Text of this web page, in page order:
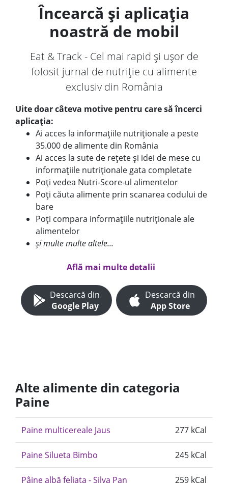
Încearcă și aplicația
noastră de mobil
Eat & Track - Cel mai rapid și ușor de
folosit jurnal de nutriție cu alimente
exclusiv din România
Uite doar câteva motive pentru care să încerci
aplicația:
Ai acces la informațiile nutriționale a peste
35.000 de alimente din România
Ai acces la sute de rețete și idei de mese cu
informațiile nutriționale gata completate
Poți vedea Nutri-Score-ul alimentelor
Poți căuta alimente prin scanarea codului de
bare
Poți compara informațiile nutriționale ale
alimentelor
și multe multe altele...
Află mai multe detalii
Descarcă din
Google Play
Descarcă din
App Store
Alte alimente din categoria
Paine
Paine multicereale Jaus 277 kCal
Paine Silueta Bimbo 245 kCal
Pâine albă feliata - Silva Pan 259 kCal